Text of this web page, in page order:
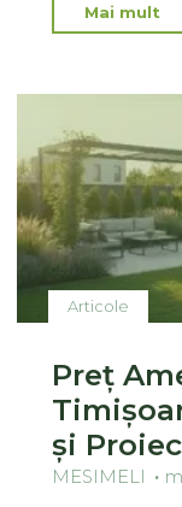
Mai mult
Articole
Preț
și
MESIMELI